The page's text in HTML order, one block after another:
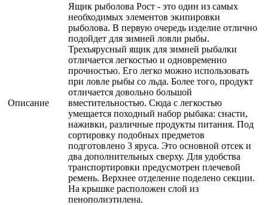
Описание
Ящик рыболова Рост - это один из самых
необходимых элементов экипировки
рыболова. В первую очередь изделие отлично
подойдет для зимней ловли рыбы.
Трехъярусный ящик для зимней рыбалки
отличается легкостью и одновременно
прочностью. Его легко можно использовать
при ловле рыбы со льда. Более того, продукт
отличается довольно большой
вместительностью. Сюда с легкостью
умещается походный набор рыбака: снасти,
наживки, различные продукты питания. Под
сортировку подобных предметов
подготовлено 3 яруса. Это основной отсек и
два дополнительных сверху. Для удобства
транспортировки предусмотрен плечевой
ремень. Верхнее отделение поделено секции.
На крышке расположен слой из
пенополиэтилена.